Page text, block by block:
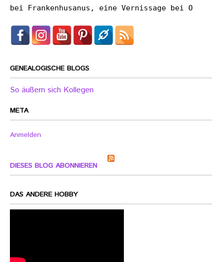
bei Frankenhusanus, eine Vernissage bei O
GENEALOGISCHE BLOGS
So äußern sich Kollegen
META
Anmelden
DIESES BLOG ABONNIEREN
DAS ANDERE HOBBY